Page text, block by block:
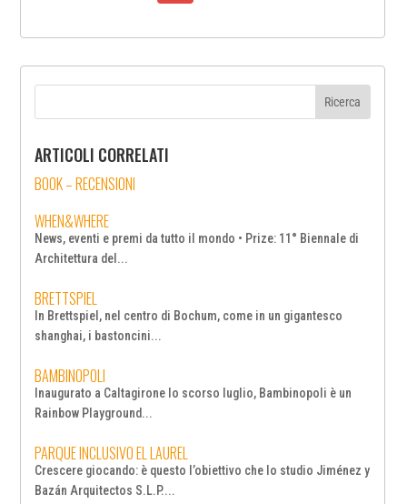
ARTICOLI CORRELATI
BOOK – RECENSIONI
WHEN&WHERE
News, eventi e premi da tutto il mondo • Prize: 11° Biennale di
Architettura del...
BRETTSPIEL
In Brettspiel, nel centro di Bochum, come in un gigantesco
shanghai, i bastoncini...
BAMBINOPOLI
Inaugurato a Caltagirone lo scorso luglio, Bambinopoli è un
Rainbow Playground...
PARQUE INCLUSIVO EL LAUREL
Crescere giocando: è questo l’obiettivo che lo studio Jiménez y
Bazán Arquitectos S.L.P....